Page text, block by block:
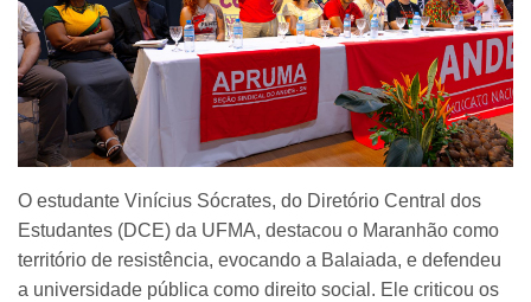
O estudante Vinícius Sócrates, do Diretório Central dos
Estudantes (DCE) da UFMA, destacou o Maranhão como
território de resistência, evocando a Balaiada, e defendeu
a universidade pública como direito social. Ele criticou os